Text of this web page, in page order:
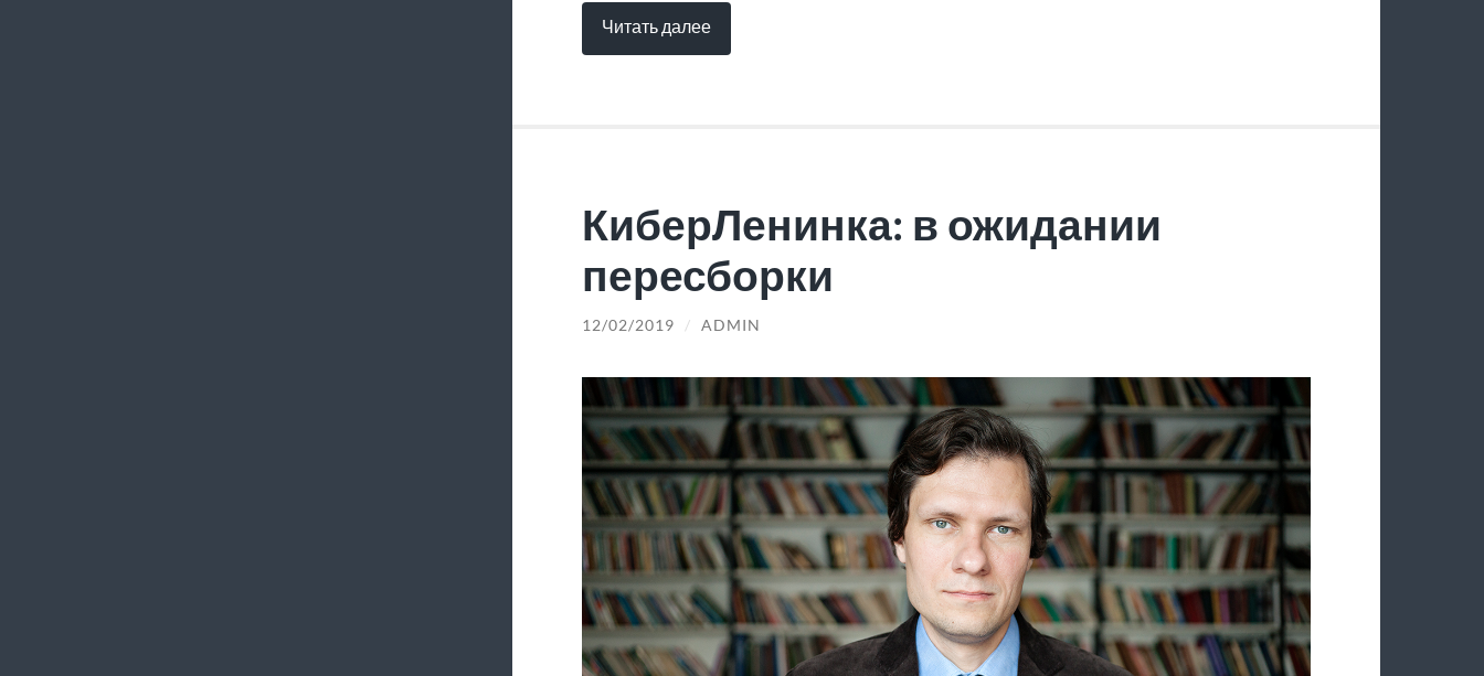
Читать далее
КиберЛенинка: в ожидании
пересборки
12/02/2019 / ADMIN